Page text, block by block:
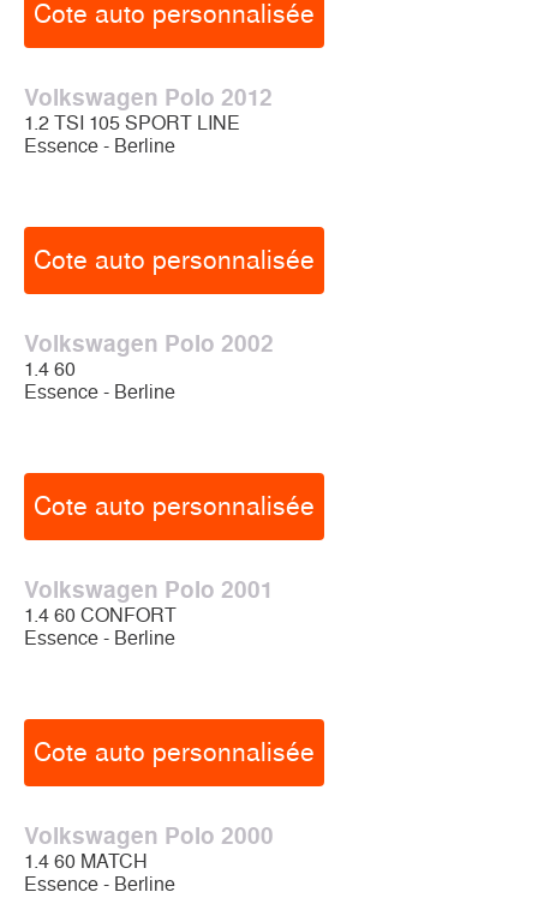
Cote auto personnalisée
Volkswagen Polo 2012
1.2 TSI 105 SPORT LINE
Essence - Berline
Cote auto personnalisée
Volkswagen Polo 2002
1.4 60
Essence - Berline
Cote auto personnalisée
Volkswagen Polo 2001
1.4 60 CONFORT
Essence - Berline
Cote auto personnalisée
Volkswagen Polo 2000
1.4 60 MATCH
Essence - Berline